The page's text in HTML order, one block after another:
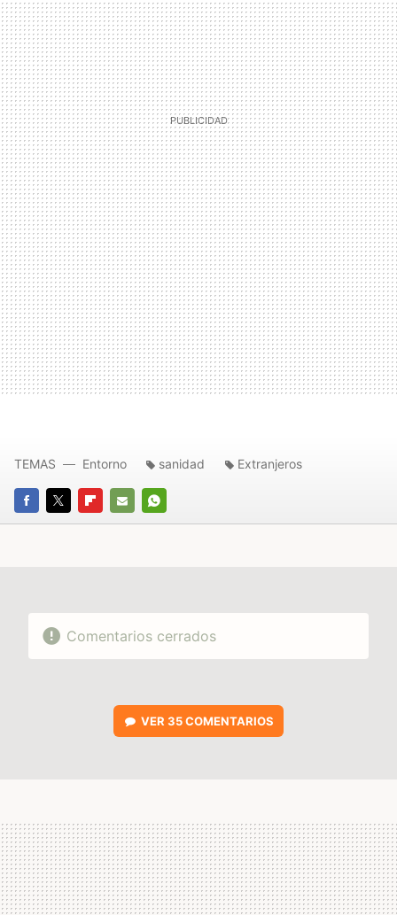
FACEBOOK
TWITTERFLIPBOARD
E-
WHATSAPP
TEMAS Entorno sanidad Extranjeros
Comentarios cerrados
VER 35 COMENTARIOS